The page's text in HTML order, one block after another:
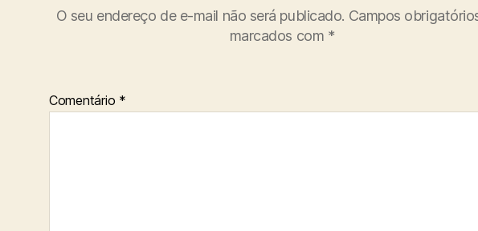
O seu endereço de e-mail não será publicado. Campos
marcados com *
Comentário *